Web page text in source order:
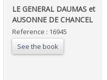
‎LE GENERAL DAUMAS et
AUSONNE DE CHANCEL ‎
Reference : 16945
See the book